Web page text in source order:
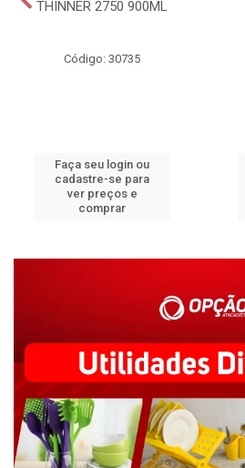
THINNER 2750 900ML
Código: 30735
Faça seu login ou
cadastre-se para
ver preços e
comprar